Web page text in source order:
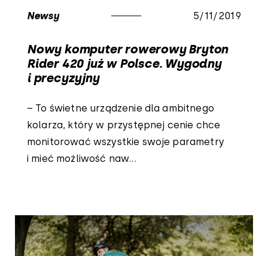
Newsy 5/11/2019
Nowy komputer rowerowy Bryton
Rider 420 już w Polsce. Wygodny
i precyzyjny
– To świetne urządzenie dla ambitnego
kolarza, który w przystępnej cenie chce
monitorować wszystkie swoje parametry
i mieć możliwość naw...